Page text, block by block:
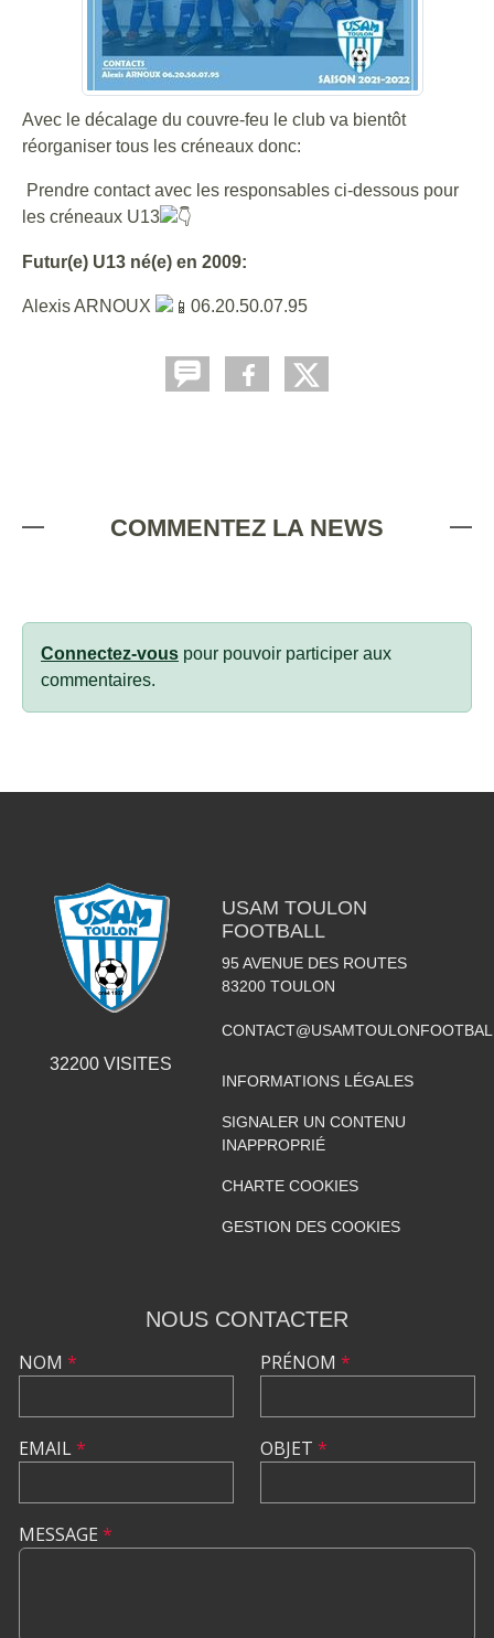
Avec le décalage du couvre-feu le club va bientôt
réorganiser tous les créneaux donc:
Prendre contact avec les responsables ci-dessous pour
les créneaux U13
Futur(e) U13 né(e) en 2009:
Alexis ARNOUX 06.20.50.07.95
COMMENTEZ LA NEWS
Connectez-vous pour pouvoir participer aux
commentaires.
32200VISITES
USAM TOULON
FOOTBALL
95 AVENUE DES ROUTES
83200 TOULON
INFORMATIONS LÉGALES
SIGNALER UN CONTENU
INAPPROPRIÉ
CHARTE COOKIES
GESTION DES COOKIES
NOUS CONTACTER
NOM *
EMAIL*
PRÉNOM *
OBJET *
MESSAGE *